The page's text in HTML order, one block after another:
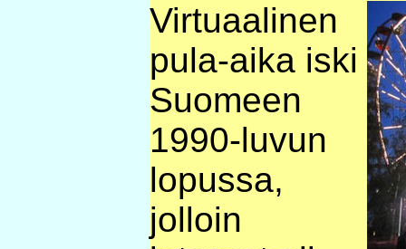
Virtuaalinen
pula-aika iski
Suomeen
1990-luvun
lopussa,
jolloin